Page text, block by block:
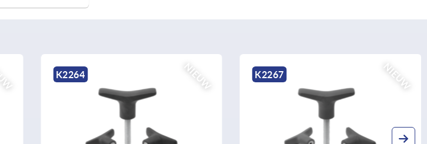
NIEUW NIEUW
K2267 K0207